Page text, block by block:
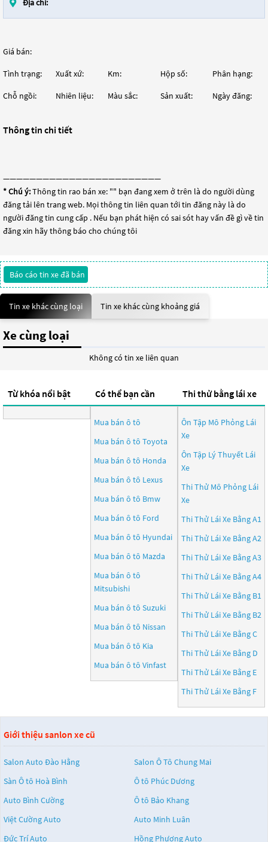
Địa chỉ:
Giá bán:
Tình trạng: Xuất xứ: Km: Hộp số: Phân hạng:
Chỗ ngồi: Nhiên liệu: Màu sắc: Sản xuất: Ngày đăng:
Thông tin chi tiết
————————————————————————
* Chú ý:Thông tin rao bán xe: "" bạn đang xem ở trên là do người dùng
đăng tải lên trang web. Mọi thông tin liên quan tới tin đăng này là do
người đăng tin cung cấp . Nếu bạn phát hiện có sai sót hay vấn đề gì về tin
đăng xin hãy thông báo cho chúng tôi
Báo cáo tin xe đã bán
Tin xe khác cùng loại Tin xe khác cùng khoảng giá
Xe cùng loại
Không có tin xe liên quan
Từ khóa nổi bật Có thể bạn cần
Mua bán ô tô
Mua bán ô tô Toyota
Mua bán ô tô Honda
Mua bán ô tô Lexus
Mua bán ô tô Bmw
Mua bán ô tô Ford
Mua bán ô tô Hyundai
Mua bán ô tô Mazda
Mua bán ô tô
Mitsubishi
Mua bán ô tô Suzuki
Mua bán ô tô Nissan
Mua bán ô tô Kia
Mua bán ô tô Vinfast
Thi thử bằng lái xe
Ôn Tập Mô Phỏng Lái
Xe
Ôn Tập Lý Thuyết Lái
Xe
Thi Thử Mô Phỏng Lái
Xe
Thi Thử Lái Xe Bằng A1
Thi Thử Lái Xe Bằng A2
Thi Thử Lái Xe Bằng A3
Thi Thử Lái Xe Bằng A4
Thi Thử Lái Xe Bằng B1
Thi Thử Lái Xe Bằng B2
Thi Thử Lái Xe Bằng C
Thi Thử Lái Xe Bằng D
Thi Thử Lái Xe Bằng E
Thi Thử Lái Xe Bằng F
Giới thiệu sanlon xe cũ
Salon Auto Đào Hằng
Salon Ô Tô Chung Mai
Sàn Ô tô Hoà Bình
Ô tô Phúc Dương
Auto Bình Cường
Ô tô Bảo Khang
Việt Cường Auto
Auto Minh Luân
Đức Trí Auto
Hồng Phương Auto